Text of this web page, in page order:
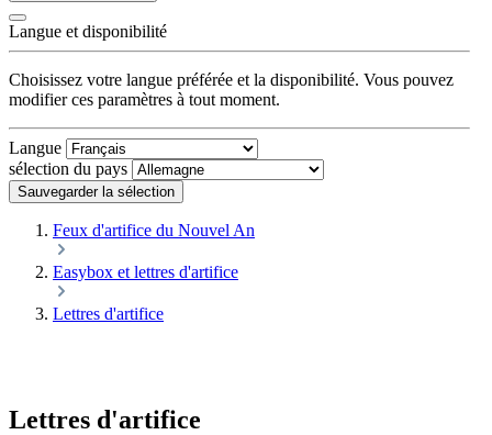
Langue et disponibilité
Choisissez votre langue préférée et la disponibilité. Vous pouvez
modifier ces paramètres à tout moment.
Langue
sélection du pays
Sauvegarder la sélection
Feux d'artifice du Nouvel An
Easybox et lettres d'artifice
Lettres d'artifice
Lettres d'artifice